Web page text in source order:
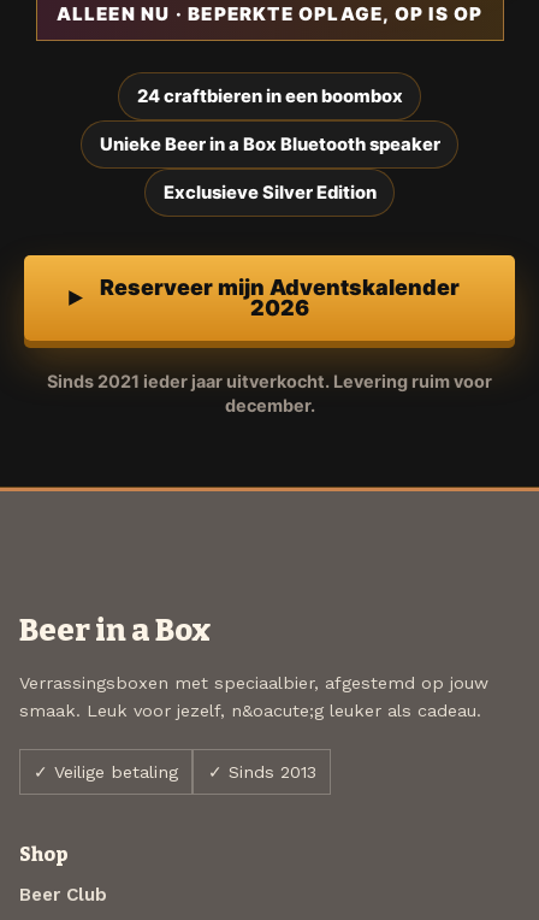
ALLEEN NU · BEPERKTE OPLAGE, OP IS OP
24 craftbieren in een boombox
Unieke Beer in a Box Bluetooth speaker
Exclusieve Silver Edition
Reserveer mijn Adventskalender
2026
Sinds 2021 ieder jaar uitverkocht. Levering ruim voor
december.
Beer in a Box
Verrassingsboxen met speciaalbier, afgestemd op jouw
smaak. Leuk voor jezelf, n&oacute;g leuker als cadeau.
✓ Veilige betaling ✓ Sinds 2013
Shop
Beer Club